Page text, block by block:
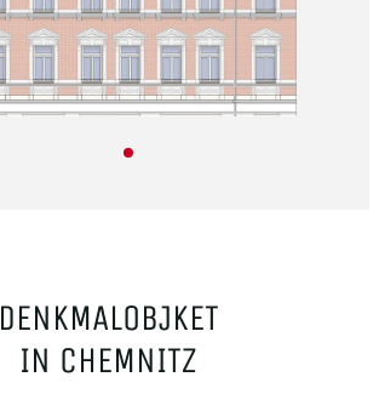
DENKMALOBJKET
IN CHEMNITZ